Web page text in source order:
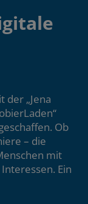
der „Jena
Ob
– die
mit
Ein